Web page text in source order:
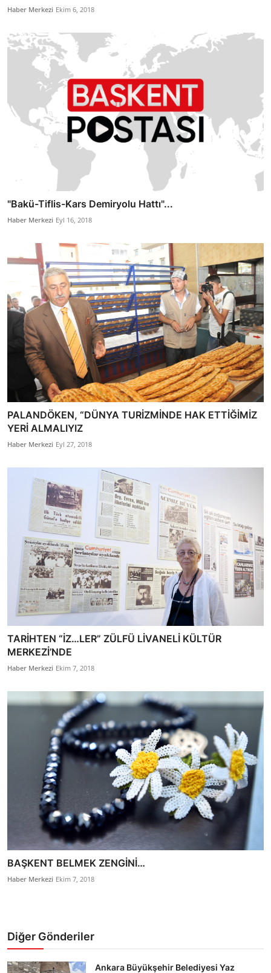
Haber Merkezi Ekim 6, 2018
"Bakü-Tiflis-Kars Demiryolu Hattı"...
Haber Merkezi Eyl 16, 2018
PALANDÖKEN, “DÜNYA TURİZMİNDE HAK ETTİĞİMİZ
YERİ ALMALIYIZ
Haber Merkezi Eyl 27, 2018
TARİHTEN “İZ…LER” ZÜLFÜ LİVANELİ KÜLTÜR
MERKEZİ’NDE
Haber Merkezi Ekim 7, 2018
BAŞKENT BELMEK ZENGİNİ…
Haber Merkezi Ekim 7, 2018
Diğer Gönderiler
Ankara Büyükşehir Belediyesi Yaz